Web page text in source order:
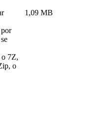
7Z,
o
1,09 MB